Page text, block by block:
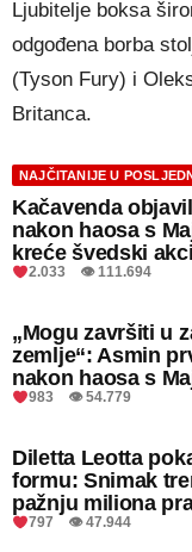
Ljubitelje boksa
odgođena borba
(Tyson Fury) i
Britanca.
NAJČITANIJE U
Kačavenda
nakon haosa s
kreće švedski
2.033 👁 111.694
„Mogu završiti u
zemlje“: Asmin
nakon haosa s
983 👁 54.779
Diletta Leotta
formu: Snimak
pažnju miliona
797 👁 47.944